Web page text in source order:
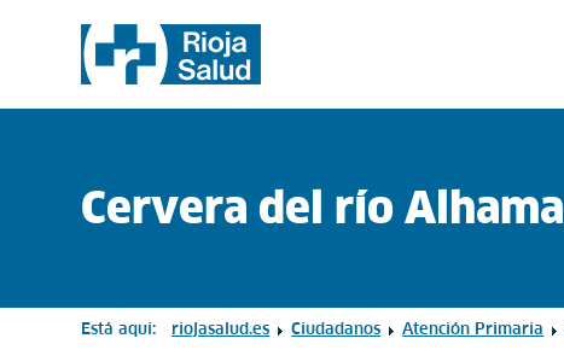
Cervera del río Alhama
Está aquí: riojasalud.es Ciudadanos Atención Primaria